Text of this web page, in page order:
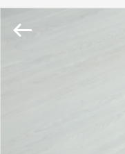
ESTY
MATERIALS